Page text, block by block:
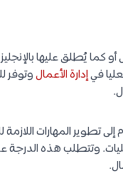
فيإدارة الأعمالوتوفر
المهارات اللازمة
وتتطلب هذه